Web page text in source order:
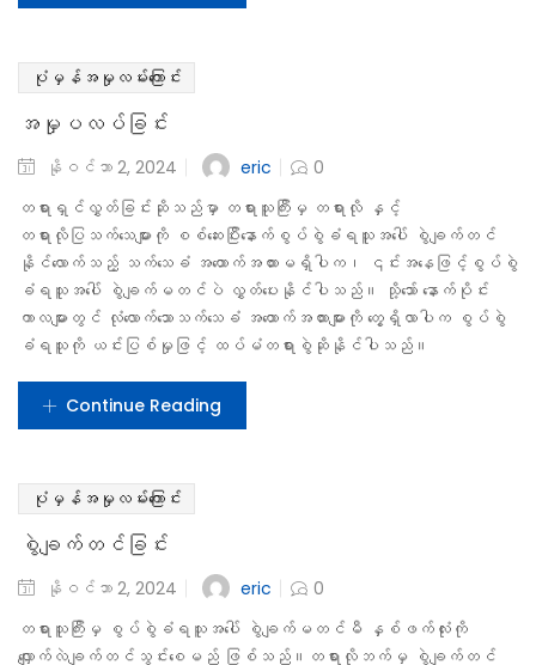
အထောက်အထားများ မရှိသည့်အခါ တရားသူကြီးမှ စွပ်စွဲခံရသူကို တရားသေ
လွှတ်ပေးနိုင်ပါသည်။ ယင်းသို့တရားလွှတ်ပေးသည့်အခါ စွပ်စွဲခံရသူကို
အဆိုပါ ပြစ်မှုဖြင့် ...
Continue Reading
ပုံမှန်အမှုလမ်းကြောင်း
အပြီးသတ်လျှောက်လဲချက်
နိုဝင်ဘာ 2, 2024 eric
0
တရားသူကြီးမှ အမှုအတွက် အပြီးသတ် ဆုံးဖြတ်ချက်မချခင် တရားလို နှင့်
စွပ်စွဲခံရသူ နှစ်ဦးလုံးအားနောက်ဆုံးအနေဖြင့် အပြီးသတ်လျှောက်လဲချက် ပေးစေ
ရေးသား၍ဖြစ်စေ တင်သွင်းနိုင်ပါသည်။
Continue Reading
ပုံမှန်အမှုလမ်းကြောင်း